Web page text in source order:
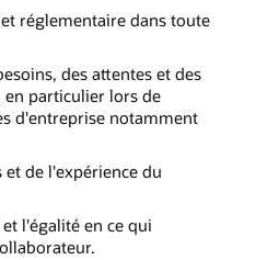
réglementaire dans toute
des attentes et des
en particulier lors de
d'entreprise notamment
de l'expérience du
l'égalité en ce qui